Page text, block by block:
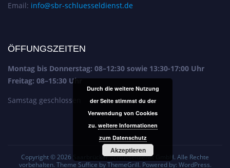
Email: info@sbr-schluesseldienst.de
ÖFFUNGSZEITEN
Montag bis Donnerstag: 08–12:30 sowie 13:30-17:00 Uhr
Freitag: 08–15:30 Uhr
Samstag geschlossen
Copyright © 2026 Saarbrücker Schlüsseldienst GmbH. Alle Rechte
vorbehalten. Theme Suffice by ThemeGrill. Powered by: WordPress.
Durch die weitere Nutzung
der Seite stimmst du der
Verwendung von Cookies
zu. weitere Informationen
zum Datenschutz
Akzeptieren